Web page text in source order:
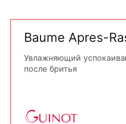
Baume Apres-
Увлажняющий
после бритья